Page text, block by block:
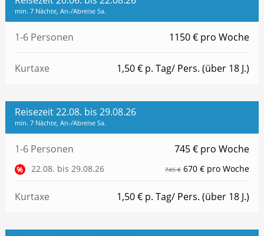
min. 7 Nächte, An-/Abreise Sa.
1-6 Personen 1150 € pro Woche
Kurtaxe 1,50 € p. Tag/ Pers. (über 18 J.)
Reisezeit 22.08. bis 29.08.26
min. 7 Nächte, An-/Abreise Sa.
1-6 Personen 745 € pro Woche
% 22.08. bis 29.08.26 745 € 670 € pro Woche
Kurtaxe 1,50 € p. Tag/ Pers. (über 18 J.)